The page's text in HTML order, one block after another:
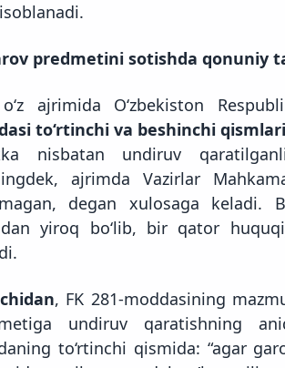
predmetini sotishda qonuniy
ajrimida O‘zbekiston
to‘rtinchi va beshinchi
nisbatan undiruv
ajrimda Vazirlar
degan xulosaga keladi.
yiroq bo‘lib, bir qator
, FK 281-moddasining
undiruv qaratishning
to‘rtinchi qismida: “agar